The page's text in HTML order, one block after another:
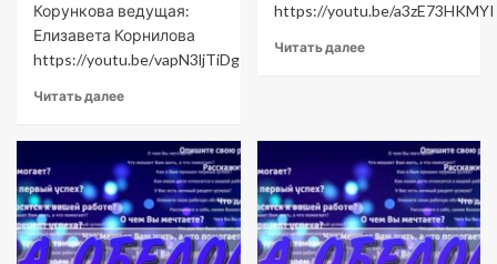
Корункова ведущая:
Елизавета Корнилова
https://youtu.be/vapN3ljTiDg
Читать далее
https://youtu.be/a3zE73HKMYI
Читать далее